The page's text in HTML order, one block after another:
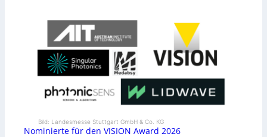
Bild: Landesmesse Stuttgart GmbH & Co. KG
Nominierte für den VISION Award 2026